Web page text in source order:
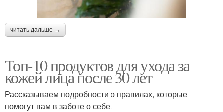
читать дальше →
Топ-10 продуктов для ухода за
кожей лица после 30 лет
Рассказываем подробности о правилах, которые
помогут вам в заботе о себе.